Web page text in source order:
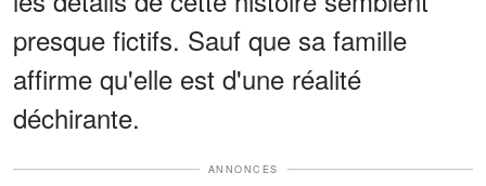
presque fictifs. Sauf que sa famille
affirme qu'elle est d'une réalité
déchirante.
ANNONCES